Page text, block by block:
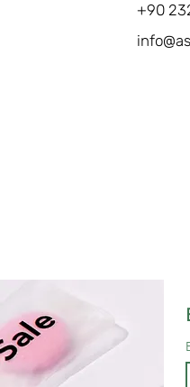
+90